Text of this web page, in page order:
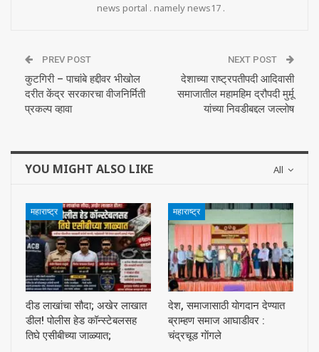
news portal . namely news17 .
PREV POST
कुटगिरी – पाचांबे हद्दीवर भीखोल
दरीत केंद्र सरकारचा वीजनिर्मिती
प्रकल्प व्हावा
NEXT POST
देशाच्या राष्ट्रपतीपदी आदिवासी
समाजातील महामहिम द्रौपदी मुर्मू
यांच्या निवडीबद्दल जल्लोष
All
YOU MIGHT ALSO LIKE
महाराष्ट्र
दीड लाखांचा सौदा; अखेर लाखात
डील! पोलीस हेड कॉन्स्टेबलसह
तिघे एसीबीच्या जाळ्यात;
महाराष्ट्र
देश, समाजासाठी याेगदान देण्यात
ब्राम्हण समाज आघाडीवर :
चंद्रचूड गाेंगले